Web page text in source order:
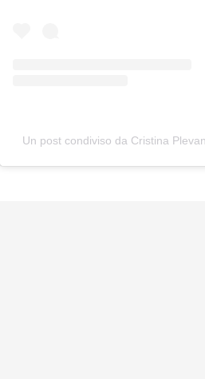
Un post condiviso da Cristina